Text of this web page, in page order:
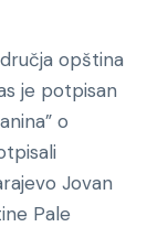
opština
je potpisan
o
Jovan
Pale